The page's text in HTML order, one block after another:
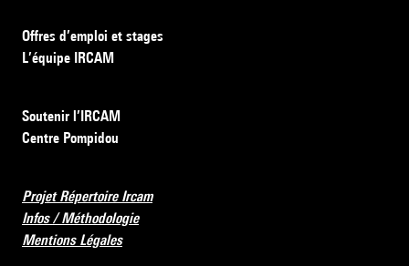
Offres d’emploi et stages
L’équipe IRCAM
Soutenir l’IRCAM
Centre Pompidou
Projet Répertoire Ircam
Infos / Méthodologie
Mentions Légales